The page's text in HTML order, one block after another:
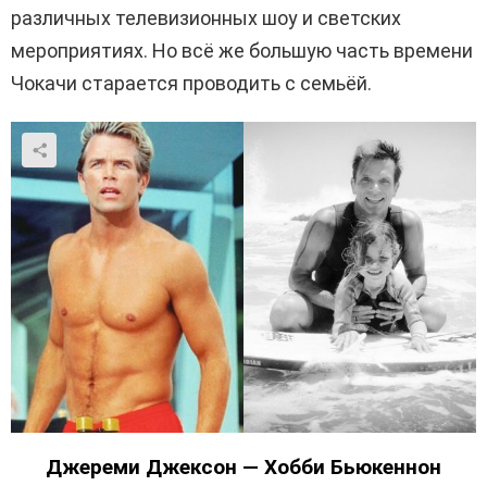
различных телевизионных шоу и светских
мероприятиях. Но всё же большую часть времени
Чокачи старается проводить с семьёй.
Джереми Джексон — Хобби Бьюкеннон